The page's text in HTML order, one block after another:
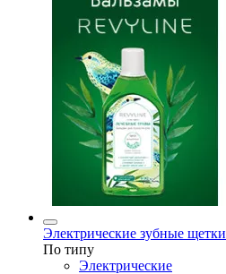
Электрические зубные щетки
По типу
Электрические